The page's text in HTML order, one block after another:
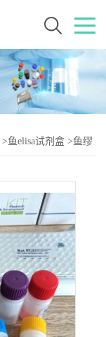
>鱼elisa试剂盒 >鱼缪